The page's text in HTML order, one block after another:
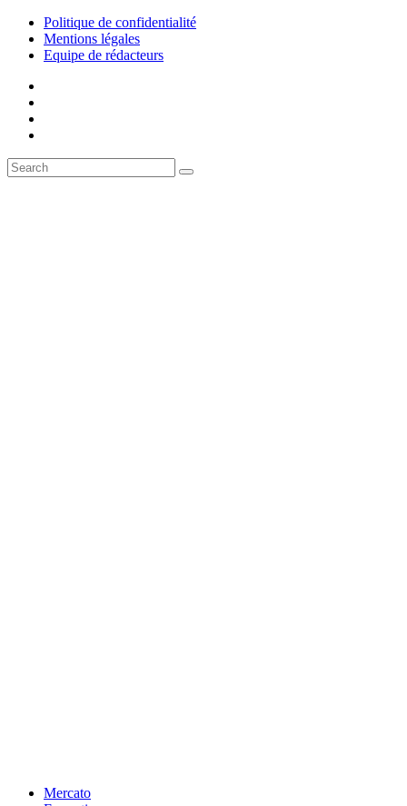
Politique de confidentialité
Mentions légales
Equipe de rédacteurs
Mercato